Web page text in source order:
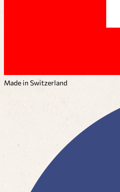
Made in Switzerland